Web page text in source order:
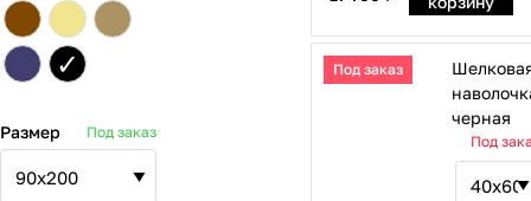
✓
Размер Под заказ
Под заказ
черная
Под